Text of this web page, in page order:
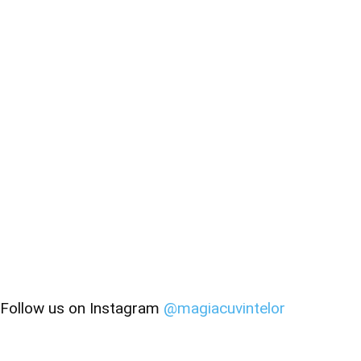
Follow us on Instagram @magiacuvintelor